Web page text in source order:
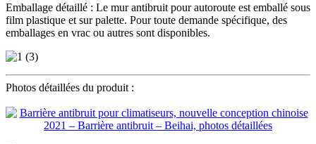
Emballage détaillé : Le mur antibruit pour autoroute est emballé sous
film plastique et sur palette. Pour toute demande spécifique, des
emballages en vrac ou autres sont disponibles.
Photos détaillées du produit :